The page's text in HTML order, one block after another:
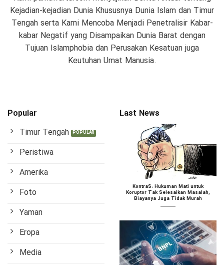
Kejadian-kejadian Dunia Khususnya Dunia Islam dan Timur
Tengah serta Kami Mencoba Menjadi Penetralisir Kabar-
kabar Negatif yang Disampaikan Dunia Barat dengan
Tujuan Islamphobia dan Perusakan Kesatuan juga
Keutuhan Umat Manusia.
Popular
Timur Tengah
Peristiwa
Amerika
Foto
Yaman
Eropa
Media
Last News
KontraS: Hukuman Mati untuk
Koruptor Tak Selesaikan Masalah,
Biayanya Juga Tidak Murah